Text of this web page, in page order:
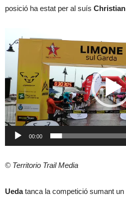
posició ha estat per al suís
de
vídeo
00:00
© Territorio Trail Media
Uedatanca la competició sumant un